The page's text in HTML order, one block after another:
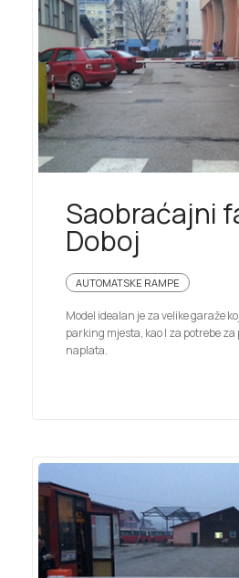
Saobraćajni
Doboj
AUTOMATSKE RAMPE
Model idealan je za velike garaže
parking mjesta, kao I za potrebe za
naplata.